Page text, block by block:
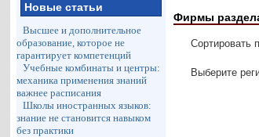
Новые статьи
Высшее и дополнительное
образование, которое не
гарантирует компетенций
Учебные комбинаты и центры:
механика применения знаний
важнее расписания
Школы иностранных языков:
знание не становится навыком
без практики
Фирмы
Сортировать
Выберите